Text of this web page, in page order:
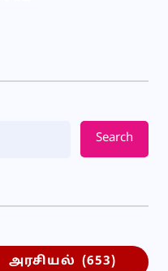
Search
அரசியல் (653)